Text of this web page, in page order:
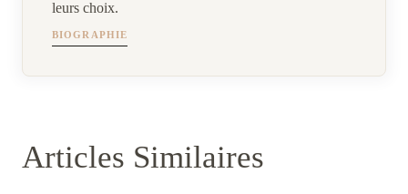
leurs choix.
BIOGRAPHIE
Articles Similaires